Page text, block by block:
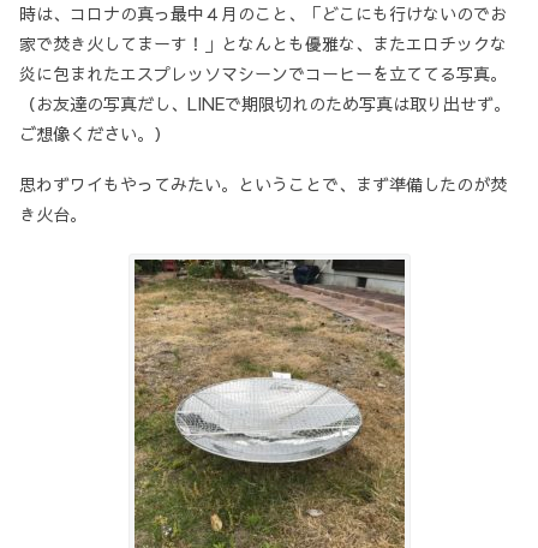
時は、コロナの真っ最中４月のこと、「どこにも行けないのでお
家で焚き火してまーす！」となんとも優雅な、またエロチックな
炎に包まれたエスプレッソマシーンでコーヒーを立ててる写真。
（お友達の写真だし、LINEで期限切れのため写真は取り出せず。
ご想像ください。）
思わずワイもやってみたい。ということで、まず準備したのが焚
き火台。